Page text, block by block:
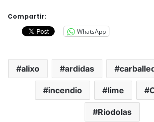
Compartir:
WhatsApp
alixo ardidas
incendio lime
Riodolas